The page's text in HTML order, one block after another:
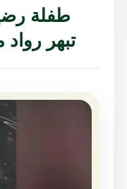
طفلة
تبهر